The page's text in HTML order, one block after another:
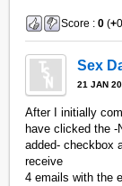
Score :0 (+
Sex
21 JAN
After I initially
have clicked the -
added- checkbox
receive
4 emails with the